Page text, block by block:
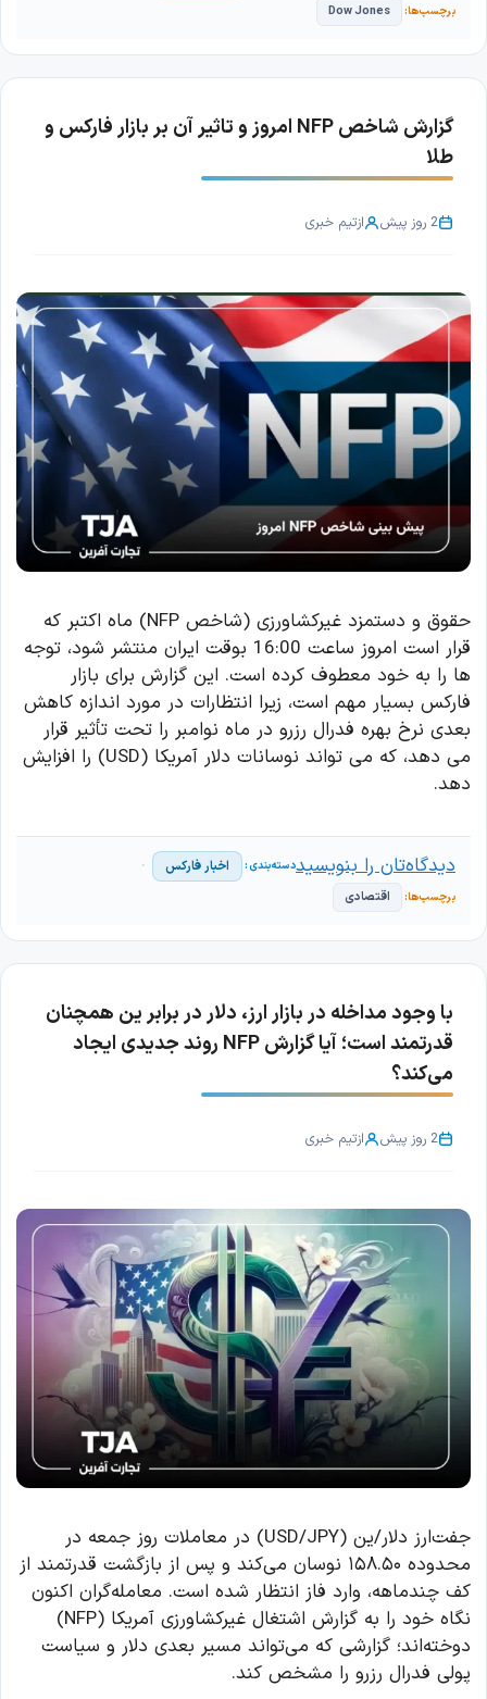
Dow Jones
گزارش شاخص NFP امروز و تاثیر آن بر بازار فارکس و
طلا
2 روز پیش ازتیم خبری
حقوق و دستمزد غیرکشاورزی (شاخص NFP) ماه اکتبر که
قرار است امروز ساعت 16:00 بوقت ایران منتشر شود، توجه
ها را به خود معطوف کرده است. این گزارش برای بازار
فارکس بسیار مهم است، زیرا انتظارات در مورد اندازه کاهش
بعدی نرخ بهره فدرال رزرو در ماه نوامبر را تحت تأثیر قرار
می دهد، که می تواند نوسانات دلار آمریکا (USD) را افزایش
دهد.
اخبار فارکس
اقتصادی
دیدگاه‌تان را بنویسید
با وجود مداخله در بازار ارز، دلار در برابر ین همچنان
قدرتمند است؛ آیا گزارش NFP روند جدیدی ایجاد
می‌کند؟
2 روز پیش ازتیم خبری
جفت‌ارز دلار/ین (USD/JPY) در معاملات روز جمعه در
محدوده ۱۵۸.۵۰ نوسان می‌کند و پس از بازگشت قدرتمند از
کف چندماهه، وارد فاز انتظار شده است. معامله‌گران اکنون
نگاه خود را به گزارش اشتغال غیرکشاورزی آمریکا (NFP)
دوخته‌اند؛ گزارشی که می‌تواند مسیر بعدی دلار و سیاست
پولی فدرال رزرو را مشخص کند.